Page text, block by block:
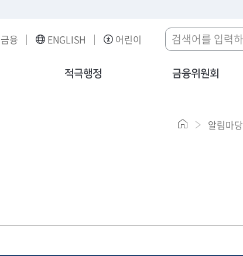
융 ENGLISH 어린이
적극행정 금융위원회
알림마당